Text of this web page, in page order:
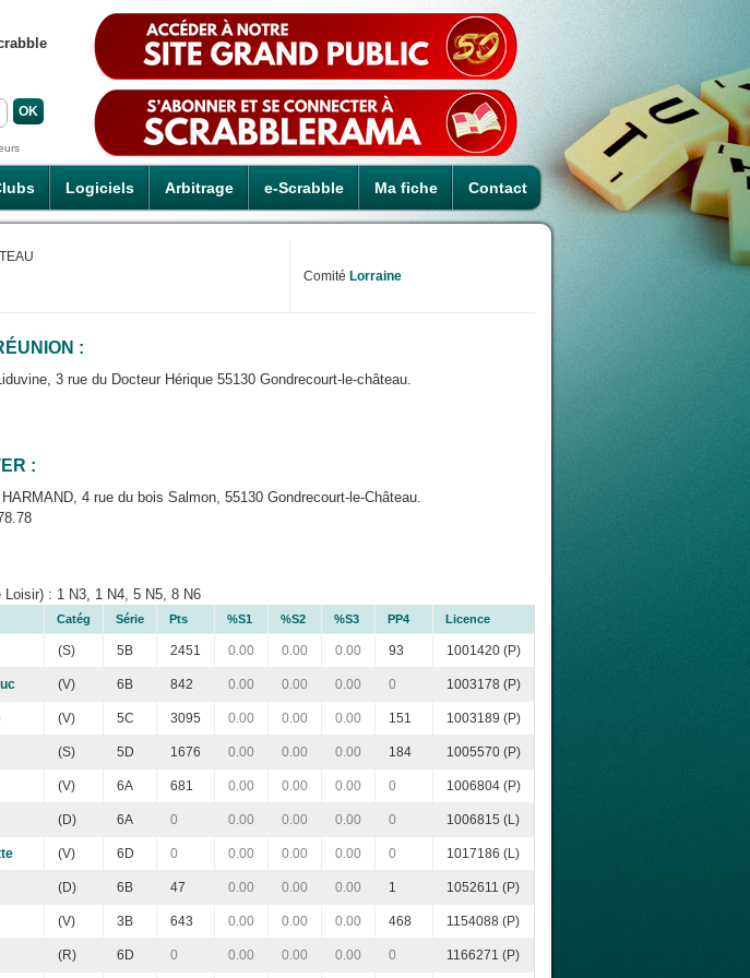
Logiciels Arbitrage e-Scrabble Ma fiche Contact
Comité Lorraine
:
3 rue du Docteur Hérique 55130 Gondrecourt-le-château.
:
4 rue du bois Salmon, 55130 Gondrecourt-le-Château.
: 1 N3, 1 N4, 5 N5, 8 N6
Catég Série Pts %S1 %S2 %S3 PP4 Licence
(S) 5B 2451 0.00 0.00 0.00 93 1001420 (P)
(V) 6B 842 0.00 0.00 0.00 0 1003178 (P)
(V) 5C 3095 0.00 0.00 0.00 151 1003189 (P)
(S) 5D 1676 0.00 0.00 0.00 184 1005570 (P)
(V) 6A 681 0.00 0.00 0.00 0 1006804 (P)
(D) 6A 0 0.00 0.00 0.00 0 1006815 (L)
(V) 6D 0 0.00 0.00 0.00 0 1017186 (L)
(D) 6B 47 0.00 0.00 0.00 1 1052611 (P)
(V) 3B 643 0.00 0.00 0.00 468 1154088 (P)
(R) 6D 0 0.00 0.00 0.00 0 1166271 (P)